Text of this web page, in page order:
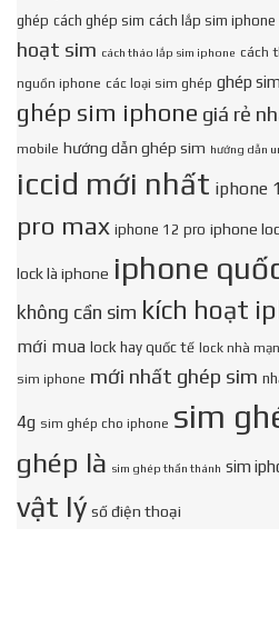
ghép cách ghép sim cách lắp sim iphone
hoạt sim cách tháo lắp sim iphone cách
nguồn iphone các loại sim ghép ghép
ghép sim iphone giá rẻ
mobile hướng dẫn ghép sim hướng dẫn
iccid mới nhất iphone
pro max iphone 12 pro iphone
lock là iphone iphone
không cần sim kích hoạt
mới mua lock hay quốc tế lock nhà
sim iphone mới nhất ghép sim
4g sim ghép cho iphone sim
ghép là sim ghép thần thánh sim
vật lý số điện thoại